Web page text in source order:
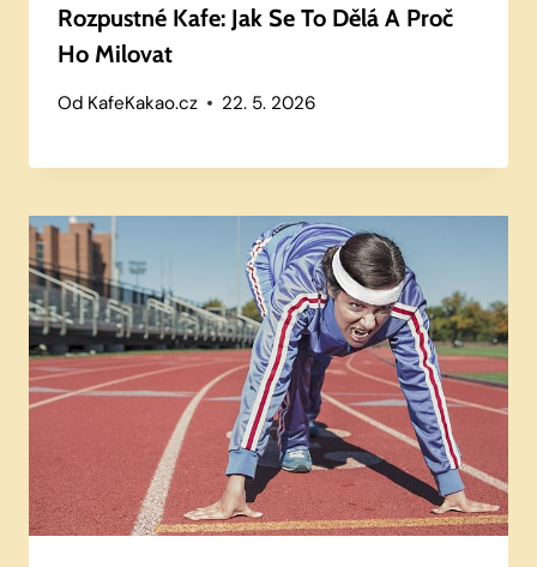
Rozpustné Kafe: Jak Se To Dělá A Proč
Ho Milovat
Od KafeKakao.cz 22. 5. 2026